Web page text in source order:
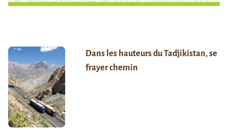
Dans les hauteurs du Tadjikistan, se
frayer chemin